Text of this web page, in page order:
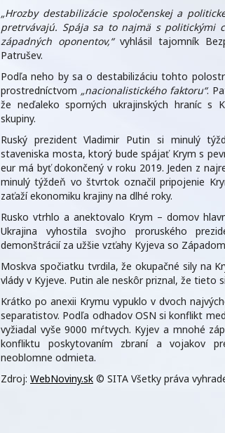
„Hrozby destabilizácie spoločenskej a
pretrvávajú. Spája sa to najmä s politickými
západných oponentov,“vyhlásil tajomník
Patrušev.
Podľa neho by sa o destabilizáciu tohto
prostredníctvom „nacionalistického faktoru“.
že neďaleko sporných ukrajinských hraníc s
skupiny.
Ruský prezident Vladimir Putin si minulý
staveniska mosta, ktorý bude spájať Krym s
eur má byť dokončený v roku 2019. Jeden z
minulý týždeň vo štvrtok označil pripojenie
zaťaží ekonomiku krajiny na dlhé roky.
Rusko vtrhlo a anektovalo Krym – domov
Ukrajina vyhostila svojho proruského
demonštrácií za užšie vzťahy Kyjeva so
Moskva spočiatku tvrdila, že okupačné sily na
vlády v Kyjeve. Putin ale neskôr priznal, že tieto
Krátko po anexii Krymu vypuklo v dvoch
separatistov. Podľa odhadov OSN si konflikt
vyžiadal vyše 9000 mŕtvych. Kyjev a mnohé
konfliktu poskytovaním zbraní a vojakov
neoblomne odmieta.
Zdroj: WebNoviny.sk © SITA Všetky práva